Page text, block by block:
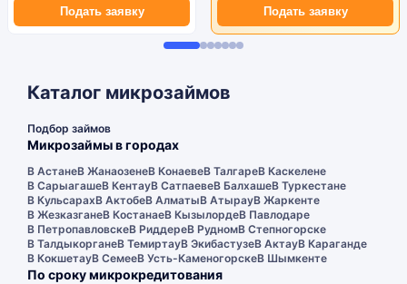
Подать заявку
Подать заявку
Каталог микрозаймов
Подбор займов
Микрозаймы в городах
В АстанеВ ЖанаозенеВ КонаевеВ ТалгареВ Каскелене
В СарыагашеВ КентауВ СатпаевеВ БалхашеВ Туркестане
В КульсарахВ АктобеВ АлматыВ АтырауВ Жаркенте
В ЖезказганеВ КостанаеВ КызылордеВ Павлодаре
В ПетропавловскеВ РиддереВ РудномВ Степногорске
В ТалдыкорганеВ ТемиртауВ ЭкибастузеВ АктауВ Караганде
В КокшетауВ СемееВ Усть-КаменогорскеВ Шымкенте
По сроку микрокредитования